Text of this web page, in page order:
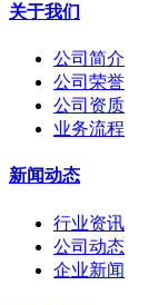
关于我们
公司简介
公司荣誉
公司资质
业务流程
新闻动态
行业资讯
公司动态
企业新闻